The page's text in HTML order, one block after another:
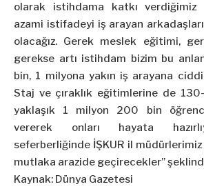
olarak istihdama katkı verdiğimiz
azami istifadeyi iş arayan
olacağız. Gerek meslek eğitimi,
gerekse artı istihdam bizim bu
bin, 1 milyona yakın iş arayana
Staj ve çıraklık eğitimlerine de
yaklaşık 1 milyon 200 bin
vererek onları hayata
seferberliğinde İŞKUR il müdürlerimiz
mutlaka arazide geçirecekler”
Kaynak: Dünya Gazetesi